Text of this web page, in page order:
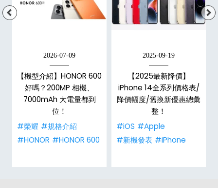
2026-07-09
【機型介紹】HONOR 600
好嗎？200MP 相機、
7000mAh 大電量都到
位！
#榮耀 #規格介紹
#HONOR #HONOR 600
2025-09-19
【2025最新降價】
iPhone 14全系列價格表/
降價幅度/舊換新優惠總彙
整！
#iOS #Apple
#新機發表 #iPhone